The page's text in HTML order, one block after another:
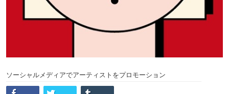
ソーシャルメディアでアーティストをプロモーション